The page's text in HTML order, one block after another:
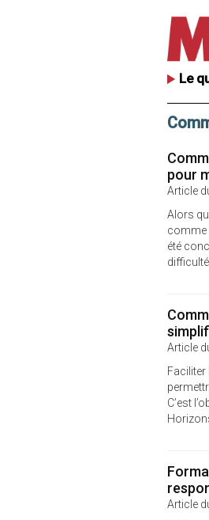
Le
pour
Article
Alors
comme
été
Article
Faciliter
C’est
Article